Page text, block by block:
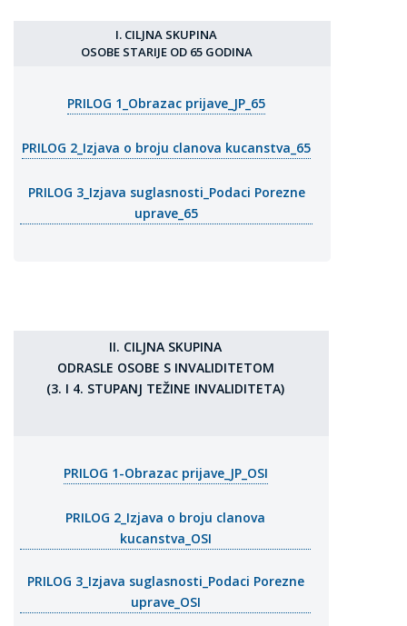
I. CILJNA SKUPINA
OSOBE STARIJE OD 65 GODINA
PRILOG 1_Obrazac prijave_JP_65
PRILOG 2_Izjava o broju clanova kucanstva_65
PRILOG 3_Izjava suglasnosti_Podaci Porezne
uprave_65
II. CILJNA SKUPINA
ODRASLE OSOBE S INVALIDITETOM
(3. I 4. STUPANJ TEŽINE INVALIDITETA)
PRILOG 1-Obrazac prijave_JP_OSI
PRILOG 2_Izjava o broju clanova
kucanstva_OSI
PRILOG 3_Izjava suglasnosti_Podaci Porezne
uprave_OSI